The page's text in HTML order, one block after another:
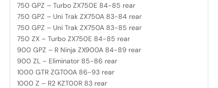
750 GPZ – Turbo ZX750E 84-85 rear
750 GPZ – Uni Trak ZX750A 83-84 rear
750 GPZ – Uni Trak ZX750A 83-85 rear
750 ZX – Turbo ZX750E 84-85 rear
900 GPZ – R Ninja ZX900A 84-89 rear
900 ZL – Eliminator 85-86 rear
1000 GTR ZGT00A 86-93 rear
1000 Z – R2 KZT00R 83 rear